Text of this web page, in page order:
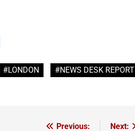
#LONDON #NEWS DESK REPORT
Previous:
Next: